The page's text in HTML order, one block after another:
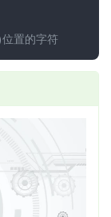
置的字符